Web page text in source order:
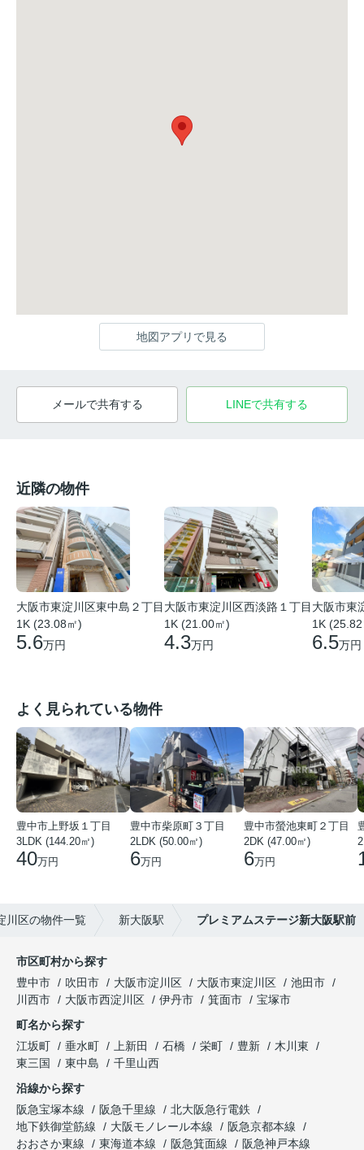
地図アプリで見る
メールで共有する LINEで共有する
近隣の物件
大阪市東淀川区東中島２丁目
1K (23.08㎡)
5.6万円
大阪市東淀川区西淡路１丁目
1K (21.00㎡)
4.3万円
大阪市東
1K
6.5万円
よく見られている物件
豊中市上野坂１丁目
3LDK (144.20㎡)
40万円
豊中市柴原町３丁目
2LDK (50.00㎡)
6万円
豊中市螢池東町２丁目
2DK (47.00㎡)
6万円
川区の物件一覧 新大阪駅 プレミアムステージ新大阪駅前
市区町村から探す
豊中市
吹田市 大阪市淀川区 大阪市東淀川区
池田市
川西市
大阪市西淀川区 伊丹市 箕面市
宝塚市
町名から探す
江坂町
垂水町 上新田 石橋 栄町 豊新
木川東
東三国
東中島
千里山西
沿線から探す
阪急宝塚本線
阪急千里線
北大阪急行電鉄
地下鉄御堂筋線
大阪モノレール本線
阪急京都本線
おおさか東線
東海道本線 阪急箕面線
阪急神戸本線